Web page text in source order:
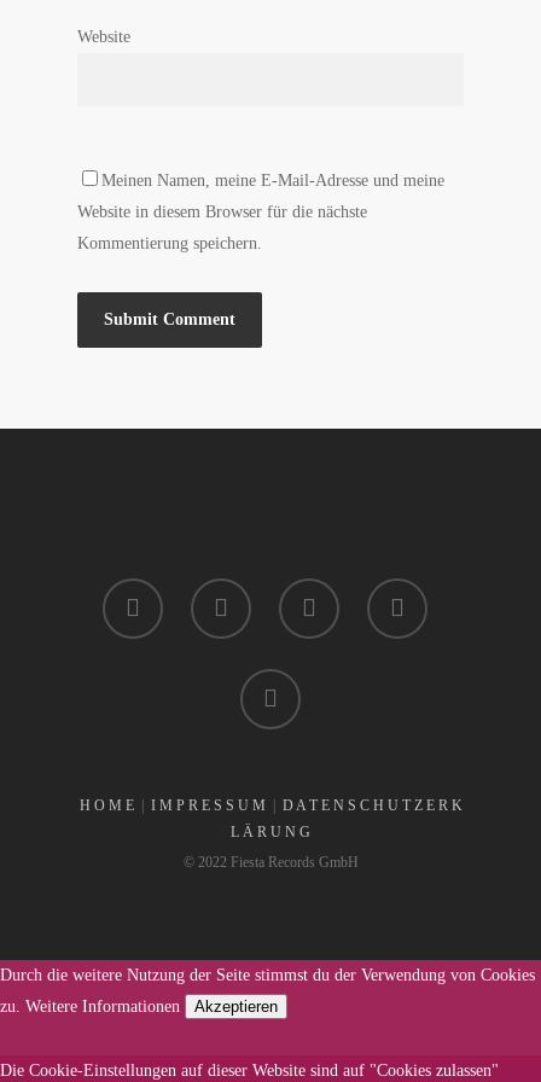
Website
Meinen Namen, meine E-Mail-Adresse und meine
Website in diesem Browser für die nächste
Kommentierung speichern.
H O M E| I M P R E S S U M
D A T E N S C H U T Z E R K
L Ä R U N G
© 2022 Fiesta Records GmbH
Durch die weitere Nutzung der Seite stimmst du der Verwendung von Cookies
zu. Weitere Informationen Akzeptieren
Die Cookie-Einstellungen auf dieser Website sind auf "Cookies zulassen"